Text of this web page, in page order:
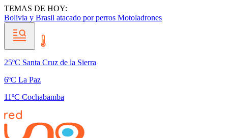
TEMAS DE HOY:
Bolivia y Brasil atacado por perros Motoladrones
25ºC Santa Cruz de la Sierra
6ºC La Paz
11ºC Cochabamba